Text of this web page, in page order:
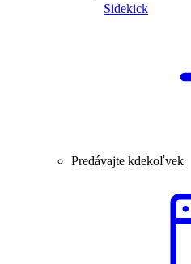
Sidekick
Predávajte kdekoľvek